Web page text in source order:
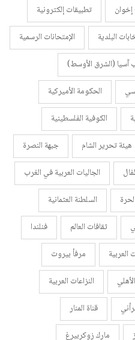
تطبيقات إلكترونية
البلدية
الإمتحانات الرسمية
آسيا (الشرق الأوسط)
الحكومة الأميركية
الكوفية الفلسطينية
هيئة تحرير الشام
جبهة النصرة
الجاليات العربية في الغرب
السلطنة العثمانية
ثقافات العالم
فنلندا
العربية
مرفأ بيروت
النزاعات العربية
قناة المنار
مارك زوكربيرغ